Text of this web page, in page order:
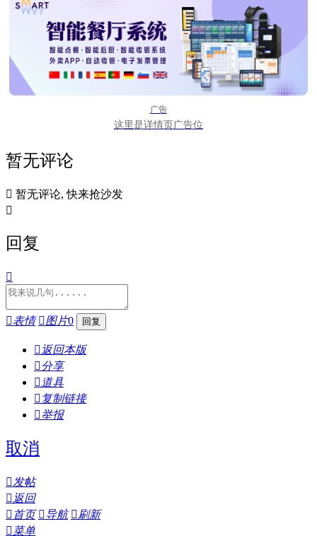
广告
这里是详情页广告位
暂无评论
 暂无评论, 快来抢沙发

回复

表情 图片0
 返回本版
分享
 道具
 复制链接
举报
取消
发帖
 返回
 首页 导航 刷新
菜单